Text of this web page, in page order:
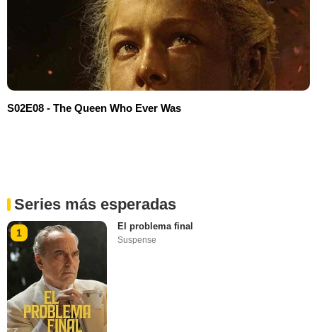
S02E08 - The Queen Who Ever Was
Series más esperadas
1
El problema final
Suspense